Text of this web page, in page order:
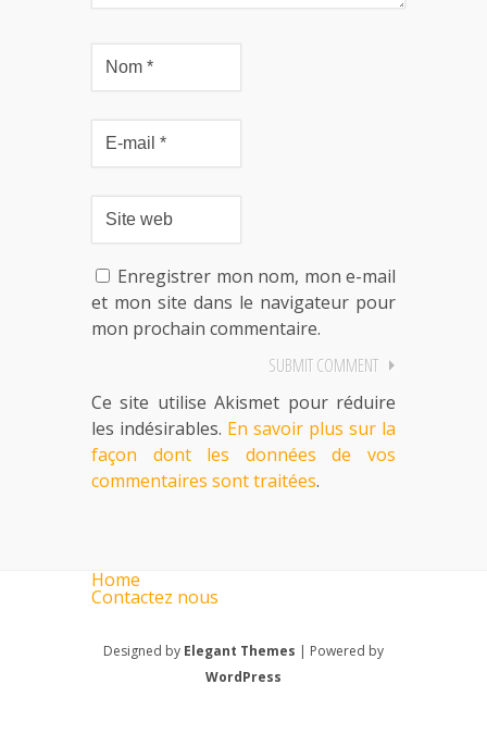
Enregistrer mon nom, mon e-mail
et mon site dans le navigateur pour
mon prochain commentaire.
Ce site utilise Akismet pour réduire
les indésirables. En savoir plus sur la
façon dont les données de vos
commentaires sont traitées.
Home
Contactez nous
Designed by Elegant Themes | Powered by
WordPress